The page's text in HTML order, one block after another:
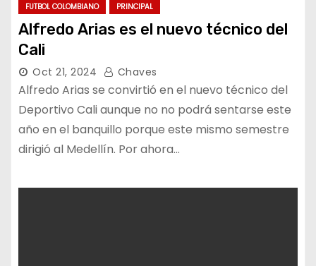
FUTBOL COLOMBIANO PRINCIPAL
Alfredo Arias es el nuevo técnico del
Cali
Oct 21, 2024 Chaves
Alfredo Arias se convirtió en el nuevo técnico del
Deportivo Cali aunque no no podrá sentarse este
año en el banquillo porque este mismo semestre
dirigió al Medellín. Por ahora…